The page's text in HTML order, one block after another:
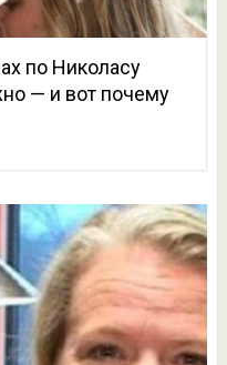
по Николасу
— и вот почему